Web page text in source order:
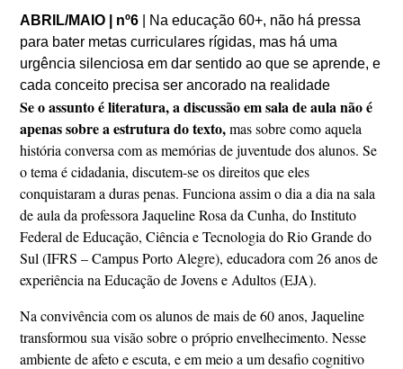
ABRIL/MAIO | nº6
Na educação 60+, não há pressa
para bater metas curriculares rígidas, mas há uma
urgência silenciosa em dar sentido ao que se aprende, e
cada conceito precisa ser ancorado na realidade
Se o assunto é literatura, a discussão em sala de aula não é
apenas sobre a estrutura do texto,mas sobre como aquela
história conversa com as memórias de juventude dos alunos. Se
o tema é cidadania, discutem-se os direitos que eles
conquistaram a duras penas. Funciona assim o dia a dia na sala
de aula da professora Jaqueline Rosa da Cunha, do Instituto
Federal de Educação, Ciência e Tecnologia do Rio Grande do
Sul (IFRS – Campus Porto Alegre), educadora com 26 anos de
experiência na Educação de Jovens e Adultos (EJA).
Na convivência com os alunos de mais de 60 anos, Jaqueline
transformou sua visão sobre o próprio envelhecimento. Nesse
ambiente de afeto e escuta, e em meio a um desafio cognitivo